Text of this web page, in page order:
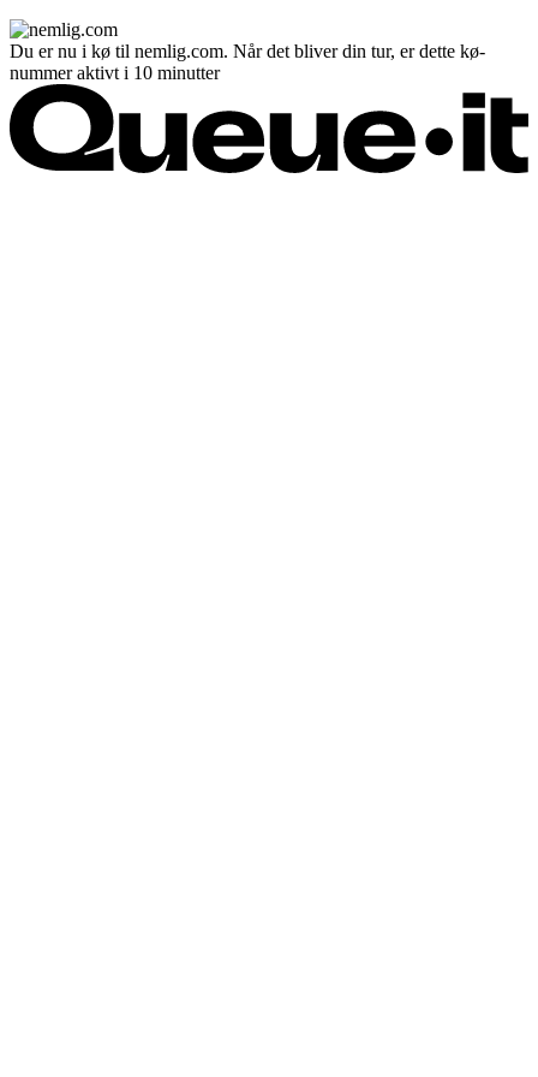
Du er nu i kø til nemlig.com. Når det bliver din tur, er dette kø-
nummer aktivt i 10 minutter